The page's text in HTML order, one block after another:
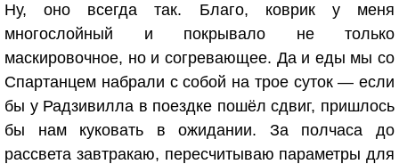
Ну, оно всегда так. Благо, коврик у меня
многослойный и покрывало не только
маскировочное, но и согревающее. Да и еды мы со
Спартанцем набрали с собой на трое суток — если
бы у Радзивилла в поездке пошёл сдвиг, пришлось
бы нам куковать в ожидании. За полчаса до
рассвета завтракаю, пересчитываю параметры для